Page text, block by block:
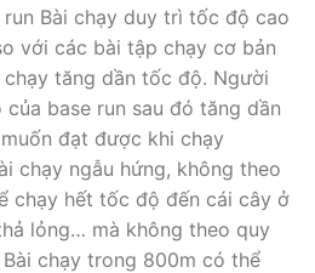
Bài chạy duy trì tốc độ cao
với các bài tập chạy cơ bản
chạy tăng dần tốc độ. Người
base run sau đó tăng dần
đạt được khi chạy
chạy ngẫu hứng, không theo
chạy hết tốc độ đến cái cây ở
lỏng… mà không theo quy
chạy trong 800m có thể